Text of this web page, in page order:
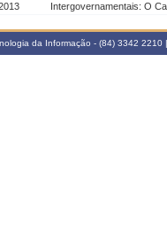
Intergovernamentais: O
da Informação - (84) 3342